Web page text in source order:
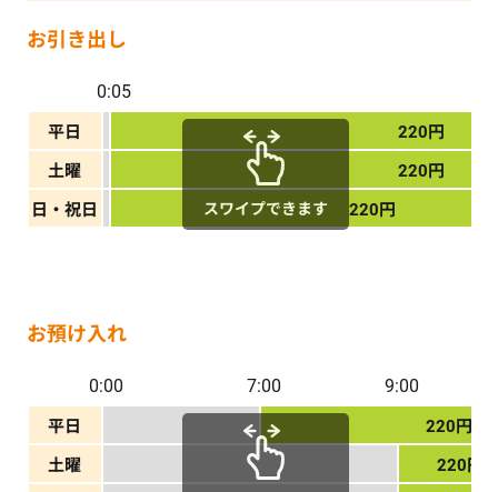
お引き出し
0:05
平日
220円
土曜
220円
日・祝日
220円
スワイプできます
お預け入れ
0:00 7:00 9:00
平日
220円
土曜
220円